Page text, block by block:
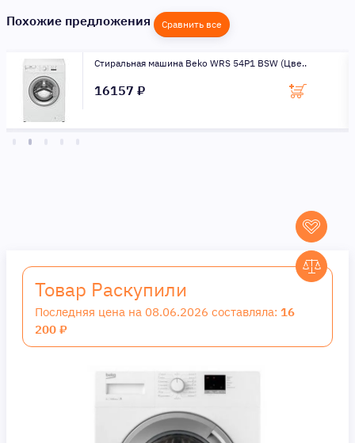
Похожие предложения Сравнить все
Стиральная машина Beko WRS 54P1 BSW (Цве..
16157 ₽
Товар Раскупили
Последняя цена на 08.06.2026 составляла: 16
200 ₽